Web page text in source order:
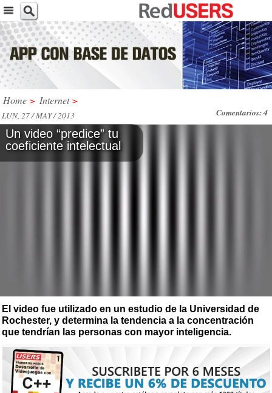
Home > Internet >
Comentarios: 4
LUN, 27 / MAY / 2013
Un video “predice” tu
coeficiente intelectual
El video fue utilizado en un estudio de la Universidad de
Rochester, y determina la tendencia a la concentración
que tendrían las personas con mayor inteligencia.